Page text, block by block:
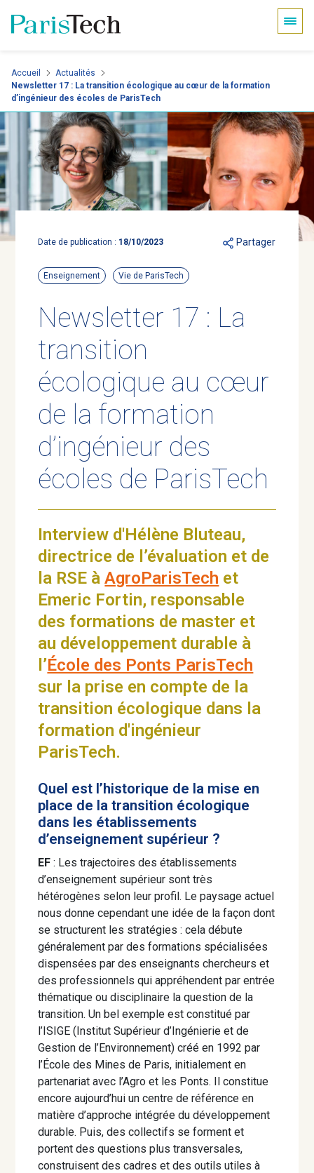
Aller
contenu
principal
Accueil
Actualités
Newsletter 17 : La transition écologique au cœur de la formation
d’ingénieur des écoles de ParisTech
Date de publication : 18/10/2023 Partager
Enseignement Vie de ParisTech
Newsletter 17 : La
transition
écologique au cœur
de la formation
d’ingénieur des
écoles de ParisTech
Interview d'Hélène Bluteau,
directrice de l’évaluation et de
la RSE àAgroParisTech et
Emeric Fortin, responsable
des formations de master et
au développement durable à
l’École des Ponts ParisTech
sur la prise en compte de la
transition écologique dans la
formation d'ingénieur
ParisTech.
Quel est l’historique de la mise en
place de la transition écologique
dans les établissements
d’enseignement supérieur ?
EF : Les trajectoires des établissements
d’enseignement supérieur sont très
hétérogènes selon leur profil. Le paysage actuel
nous donne cependant une idée de la façon dont
se structurent les stratégies : cela débute
généralement par des formations spécialisées
dispensées par des enseignants chercheurs et
des professionnels qui appréhendent par entrée
thématique ou disciplinaire la question de la
transition. Un bel exemple est constitué par
l’ISIGE (Institut Supérieur d’Ingénierie et de
Gestion de l’Environnement) créé en 1992 par
l’École des Mines de Paris, initialement en
partenariat avec l’Agro et les Ponts. Il constitue
encore aujourd’hui un centre de référence en
matière d’approche intégrée du développement
durable. Puis, des collectifs se forment et
portent des questions plus transversales,
construisent des cadres et des outils utiles à